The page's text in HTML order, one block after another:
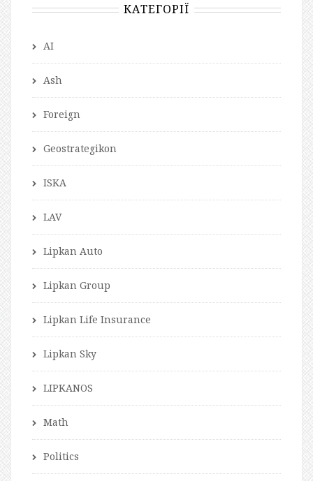
КАТЕГОРІЇ
AI
Ash
Foreign
Geostrategikon
ISKA
LAV
Lipkan Auto
Lipkan Group
Lipkan Life Insurance
Lipkan Sky
LIPKANOS
Math
Politics